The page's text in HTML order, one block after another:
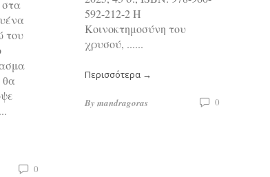
του
θα
0
592-212-2 Η
Κοινοκτημοσύνη του
χρυσού, ......
Περισσότερα →
Bymandragoras 0